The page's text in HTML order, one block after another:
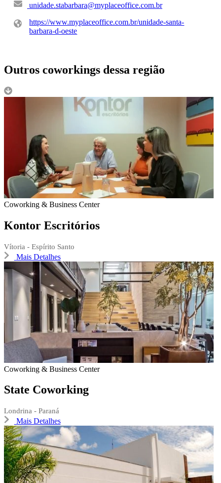
unidade.stabarbara@myplaceoffice.com.br
https://www.myplaceoffice.com.br/unidade-santa-
barbara-d-oeste
Outros coworkings dessa região
Coworking & Business Center
Kontor Escritórios
Vítoria - Espírito Santo
Mais Detalhes
Coworking & Business Center
State Coworking
Londrina - Paraná
Mais Detalhes